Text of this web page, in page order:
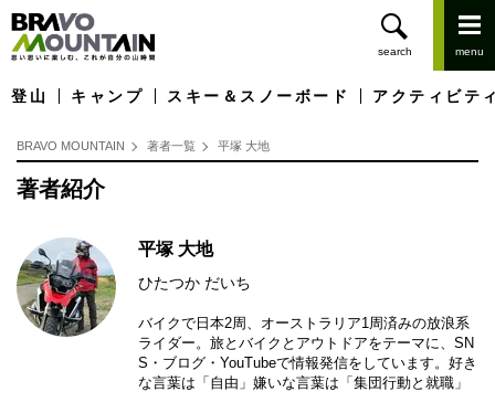
登山 キャンプ スキー＆スノーボード アクティビテ
BRAVO MOUNTAIN 著者一覧 平塚 大地
著者紹介
平塚 大地
ひたつか だいち
バイクで日本2周、オーストラリア1周済みの放浪系
ライダー。旅とバイクとアウトドアをテーマに、SN
S・ブログ・YouTubeで情報発信をしています。好き
な言葉は「自由」嫌いな言葉は「集団行動と就職」